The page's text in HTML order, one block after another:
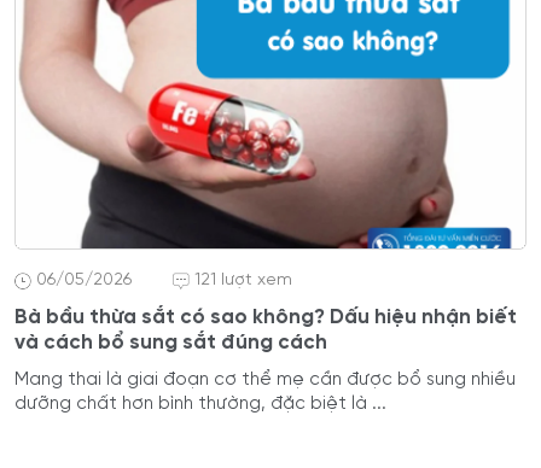
06/05/2026 121 lượt xem
Bà bầu thừa sắt có sao không? Dấu hiệu nhận biết
và cách bổ sung sắt đúng cách
Mang thai là giai đoạn cơ thể mẹ cần được bổ sung nhiều
dưỡng chất hơn bình thường, đặc biệt là ...